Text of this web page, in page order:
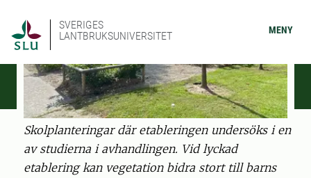
SVERIGES
LANTBRUKSUNIVERSITET
MENY
Skolplanteringar där etableringen undersöks i en
av studierna i avhandlingen. Vid lyckad
etablering kan vegetation bidra stort till barns